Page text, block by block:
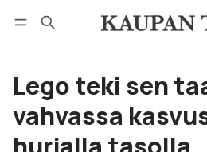
Lego teki sen
vahvassa